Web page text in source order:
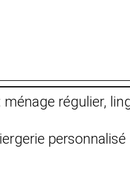
ménage régulier,
personnalisé